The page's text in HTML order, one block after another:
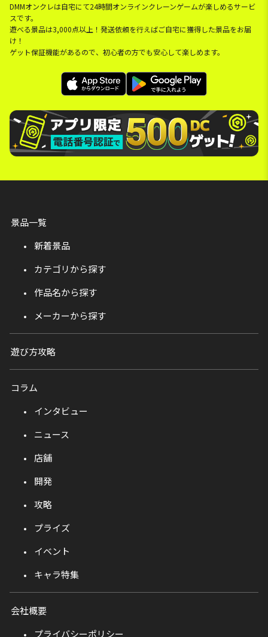
DMMオンクレは自宅にて24時間オンラインクレーンゲームが楽しめるサービ
スです。
遊べる景品は3,000点以上！発送依頼を行えばご自宅に獲得した景品をお届
け！
ゲット保証機能があるので、初心者の方でも安心して楽しめます。
景品一覧
新着景品
カテゴリから探す
作品名から探す
メーカーから探す
遊び方攻略
コラム
インタビュー
ニュース
店舗
開発
攻略
プライズ
イベント
キャラ特集
会社概要
プライバシーポリシー